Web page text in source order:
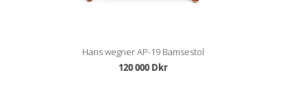
Hans wegner AP-19 Bamsestol
120 000 Dkr